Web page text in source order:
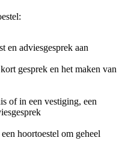
en adviesgesprek aan
gesprek en het maken van
of in een vestiging, een
hoortoestel om geheel